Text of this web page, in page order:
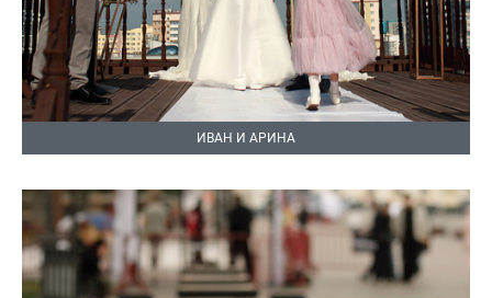
ИВАН И АРИНА